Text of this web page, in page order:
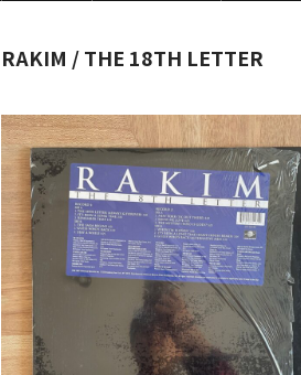
RAKIM / THE 18TH LETTER